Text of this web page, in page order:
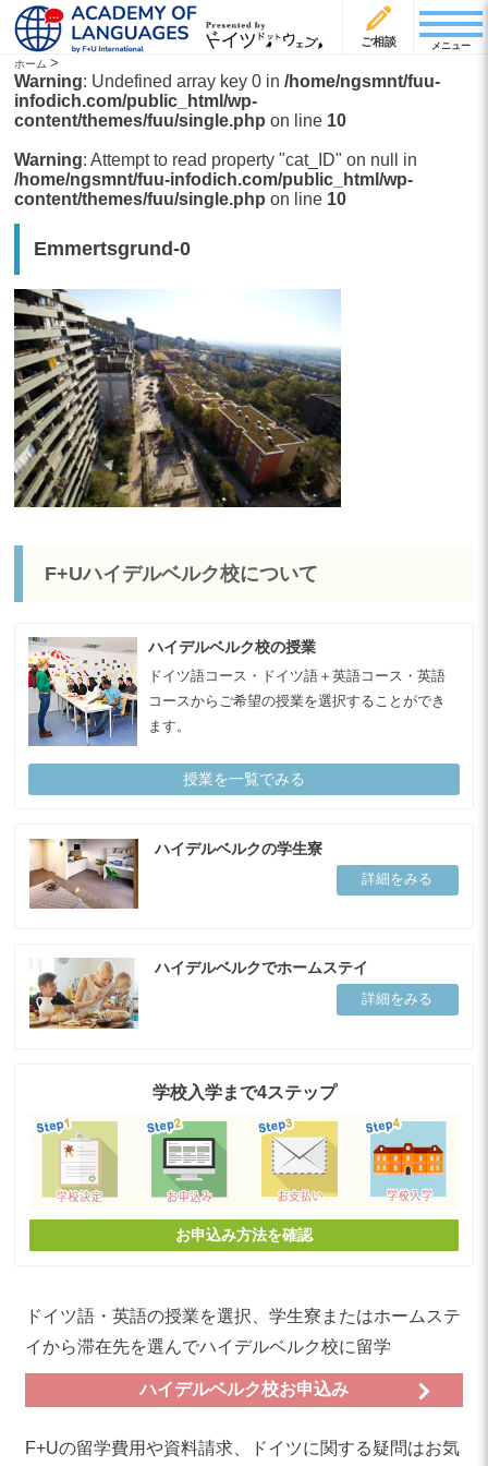
ご相談 メニュー
ホーム >
Warning: Undefined array key 0 in/home/ngsmnt/fuu-
infodich.com/public_html/wp-
content/themes/fuu/single.php on line 10
Warning: Attempt to read property "cat_ID" on null in
/home/ngsmnt/fuu-infodich.com/public_html/wp-
content/themes/fuu/single.php on line 10
Emmertsgrund-0
F+Uハイデルベルク校について
ハイデルベルク校の授業
ドイツ語コース・ドイツ語＋英語コース・英語
コースからご希望の授業を選択することができ
ます。
授業を一覧でみる
ハイデルベルクの学生寮
詳細をみる
ハイデルベルクでホームステイ
詳細をみる
学校入学まで4ステップ
お申込み方法を確認
ドイツ語・英語の授業を選択、学生寮またはホームステ
イから滞在先を選んでハイデルベルク校に留学
ハイデルベルク校お申込み
F+Uの留学費用や資料請求、ドイツに関する疑問はお気